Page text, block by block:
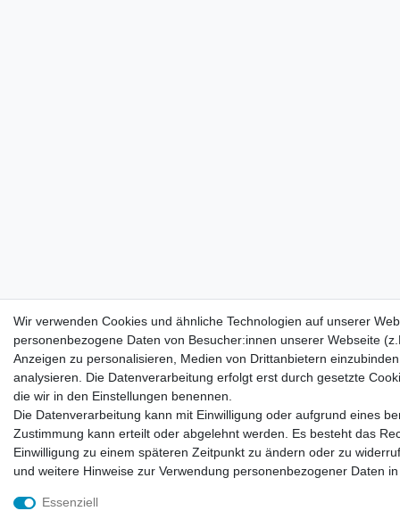
Wir verwenden Cookies und ähnliche Technologien auf unserer
personenbezogene Daten von Besucher:innen unserer Webseite
Anzeigen zu personalisieren, Medien von Drittanbietern
analysieren. Die Datenverarbeitung erfolgt erst durch gesetzte
die wir in den Einstellungen benennen.
Die Datenverarbeitung kann mit Einwilligung oder aufgrund eines
Zustimmung kann erteilt oder abgelehnt werden. Es besteht das
Einwilligung zu einem späteren Zeitpunkt zu ändern oder zu
und weitere Hinweise zur Verwendung personenbezogener Daten
Essenziell